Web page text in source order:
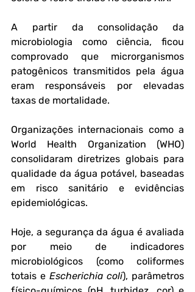
A partir da consolidação da
microbiologia como ciência, ficou
comprovado que microrganismos
patogênicos transmitidos pela água
eram responsáveis por elevadas
taxas de mortalidade.
Organizações internacionais como a
World Health Organization (WHO)
consolidaram diretrizes globais para
qualidade da água potável, baseadas
em risco sanitário e evidências
epidemiológicas.
Hoje, a segurança da água é avaliada
por meio de indicadores
microbiológicos (como coliformes
totais e Escherichia coli), parâmetros